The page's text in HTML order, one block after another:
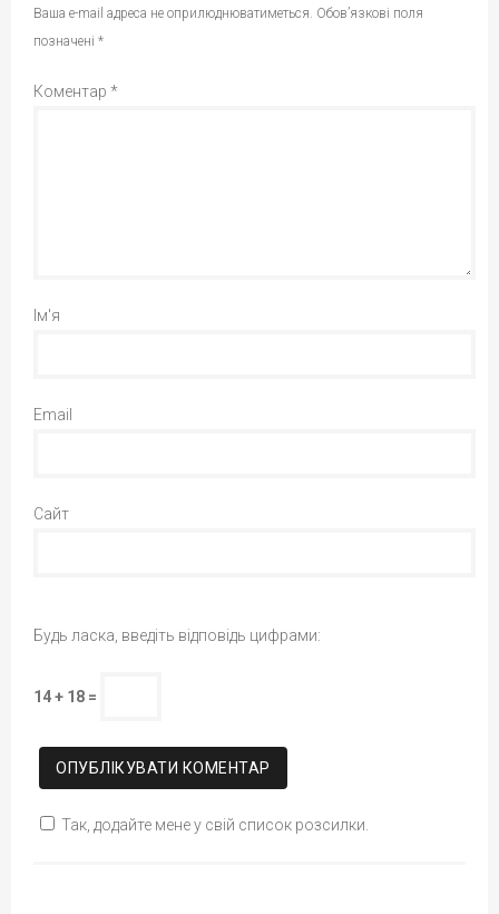
Ваша e-mail адреса не оприлюднюватиметься. Обов’язкові поля
позначені *
Коментар *
Ім'я
Email
Сайт
Будь ласка, введіть відповідь цифрами:
14 + 18 =
Так, додайте мене у свій список розсилки.